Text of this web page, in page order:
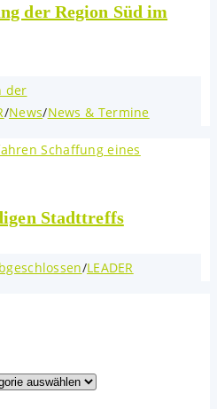
der Region Süd im
der
/News/News & Termine
Stadttreffs
/LEADER